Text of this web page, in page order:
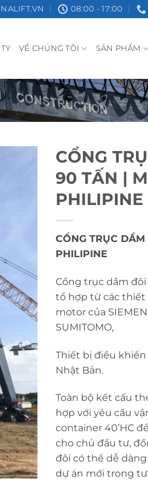
08:00 - 17:00
VỀ CHÚNG TÔI SẢN PHẨM
CỔNG
90 TẤN |
PHILIPINE
CỔNG TRỤC
PHILIPINE
Cổng trục dầm
tổ hợp từ các thiết
motor của
SUMITOMO,
Thiết bị điều
Nhật Bản.
Toàn bộ kết cấu
hợp với yêu cầu
container 40’HC
cho chủ đầu tư,
đôi có thể dễ
dự án mới trong